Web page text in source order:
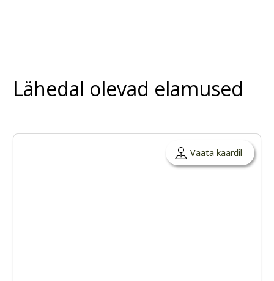
Lähedal olevad elamused
Vaata kaardil